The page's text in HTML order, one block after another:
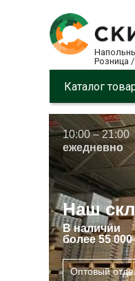
Розница
Каталог
10:00 – 21:00
ежедневно
Наш
Вналичии
более 55 000
Оптовый